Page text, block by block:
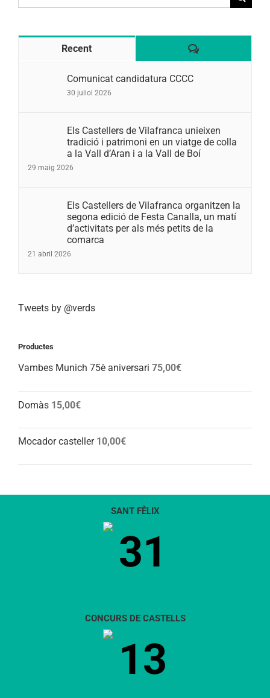
for:
Recent Comentaris
Comunicat candidatura CCCC
30 juliol 2026
Els Castellers de Vilafranca unieixen
tradició i patrimoni en un viatge de colla
a la Vall d’Aran i a la Vall de Boí
29 maig 2026
Els Castellers de Vilafranca organitzen la
segona edició de Festa Canalla, un matí
d’activitats per als més petits de la
comarca
21 abril 2026
Tweets by @verds
Productes
Vambes Munich 75è aniversari 75,00€
Domàs 15,00€
Mocador casteller 10,00€
SANT FÈLIX
31
CONCURS DE CASTELLS
13